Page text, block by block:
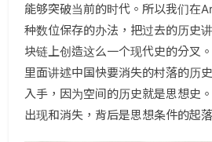
能够突破当前的时代。所以我们在
种数位保存的办法，把过去的历史
块链上创造这么一个现代史的分叉
里面讲述中国快要消失的村落的历
入手，因为空间的历史就是思想史
出现和消失，背后是思想条件的起落